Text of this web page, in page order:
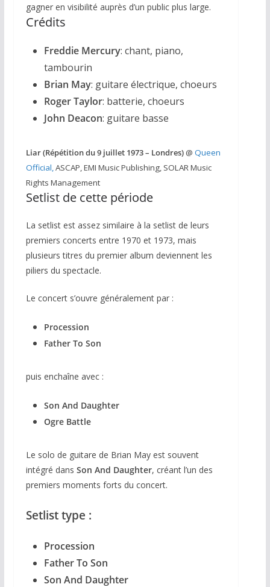
gagner en visibilité auprès d’un public plus large.
Crédits
Freddie Mercury: chant, piano,
tambourin
Brian May: guitare électrique, choeurs
Roger Taylor: batterie, choeurs
John Deacon: guitare basse
Liar (Répétition du 9 juillet 1973 – Londres)@ Queen
Official,ASCAP, EMI Music Publishing, SOLAR Music
Rights Management
Setlist de cette période
La setlist est assez similaire à la setlist de leurs
premiers concerts entre 1970 et 1973, mais
plusieurs titres du premier album deviennent les
piliers du spectacle.
Le concert s’ouvre généralement par :
Procession
Father To Son
puis enchaîne avec :
Son And Daughter
Ogre Battle
Le solo de guitare de Brian May est souvent
intégré dans Son And Daughter, créant l’un des
premiers moments forts du concert.
Setlist type :
Procession
Father To Son
Son And Daughter